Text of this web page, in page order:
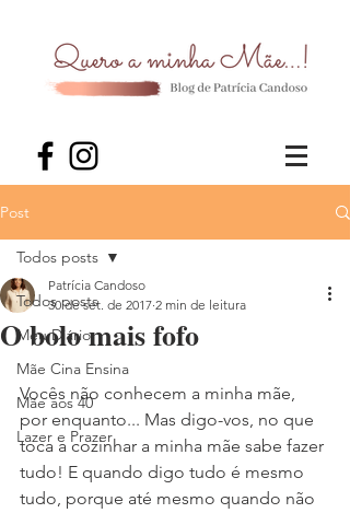
Post
Todos posts
Meu Diário
Mãe Cina Ensina
Mãe aos 40
Lazer e Prazer
Todos posts
O bolo mais fofo
Patrícia Candoso
30 de set. de 2017 2 min de leitura
Vocês não conhecem a minha mãe,
por enquanto... Mas digo-vos, no que
toca a cozinhar a minha mãe sabe fazer
tudo! E quando digo tudo é mesmo
tudo, porque até mesmo quando não